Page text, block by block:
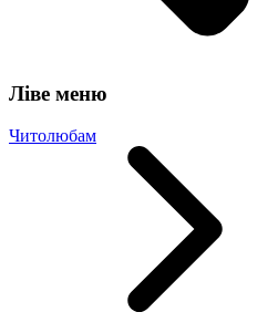
Ліве меню
Читолюбам